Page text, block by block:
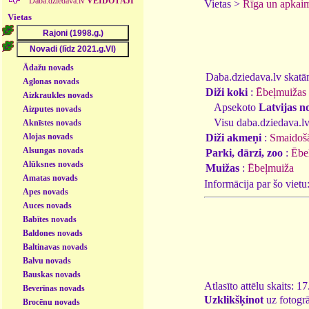
Vietas
Ādažu novads
Aglonas novads
Aizkraukles novads
Aizputes novads
Aknīstes novads
Alojas novads
Alsungas novads
Alūksnes novads
Amatas novads
Apes novads
Auces novads
Babītes novads
Baldones novads
Baltinavas novads
Balvu novads
Bauskas novads
Beverīnas novads
Brocēnu novads
Vietas > Rīga un
Daba.dziedava.lv
Diži koki :
Apsekoto Latvijas
Visu
Diži akmeņi :
Parki, dārzi, zoo :
Muižas : Ēbeļmuiža
Informācija par šo
Atlasīto attēlu skaits:
Uzklikšķinot uz